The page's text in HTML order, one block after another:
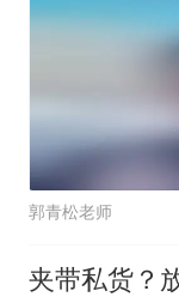
郭青松老师
夹带私货？